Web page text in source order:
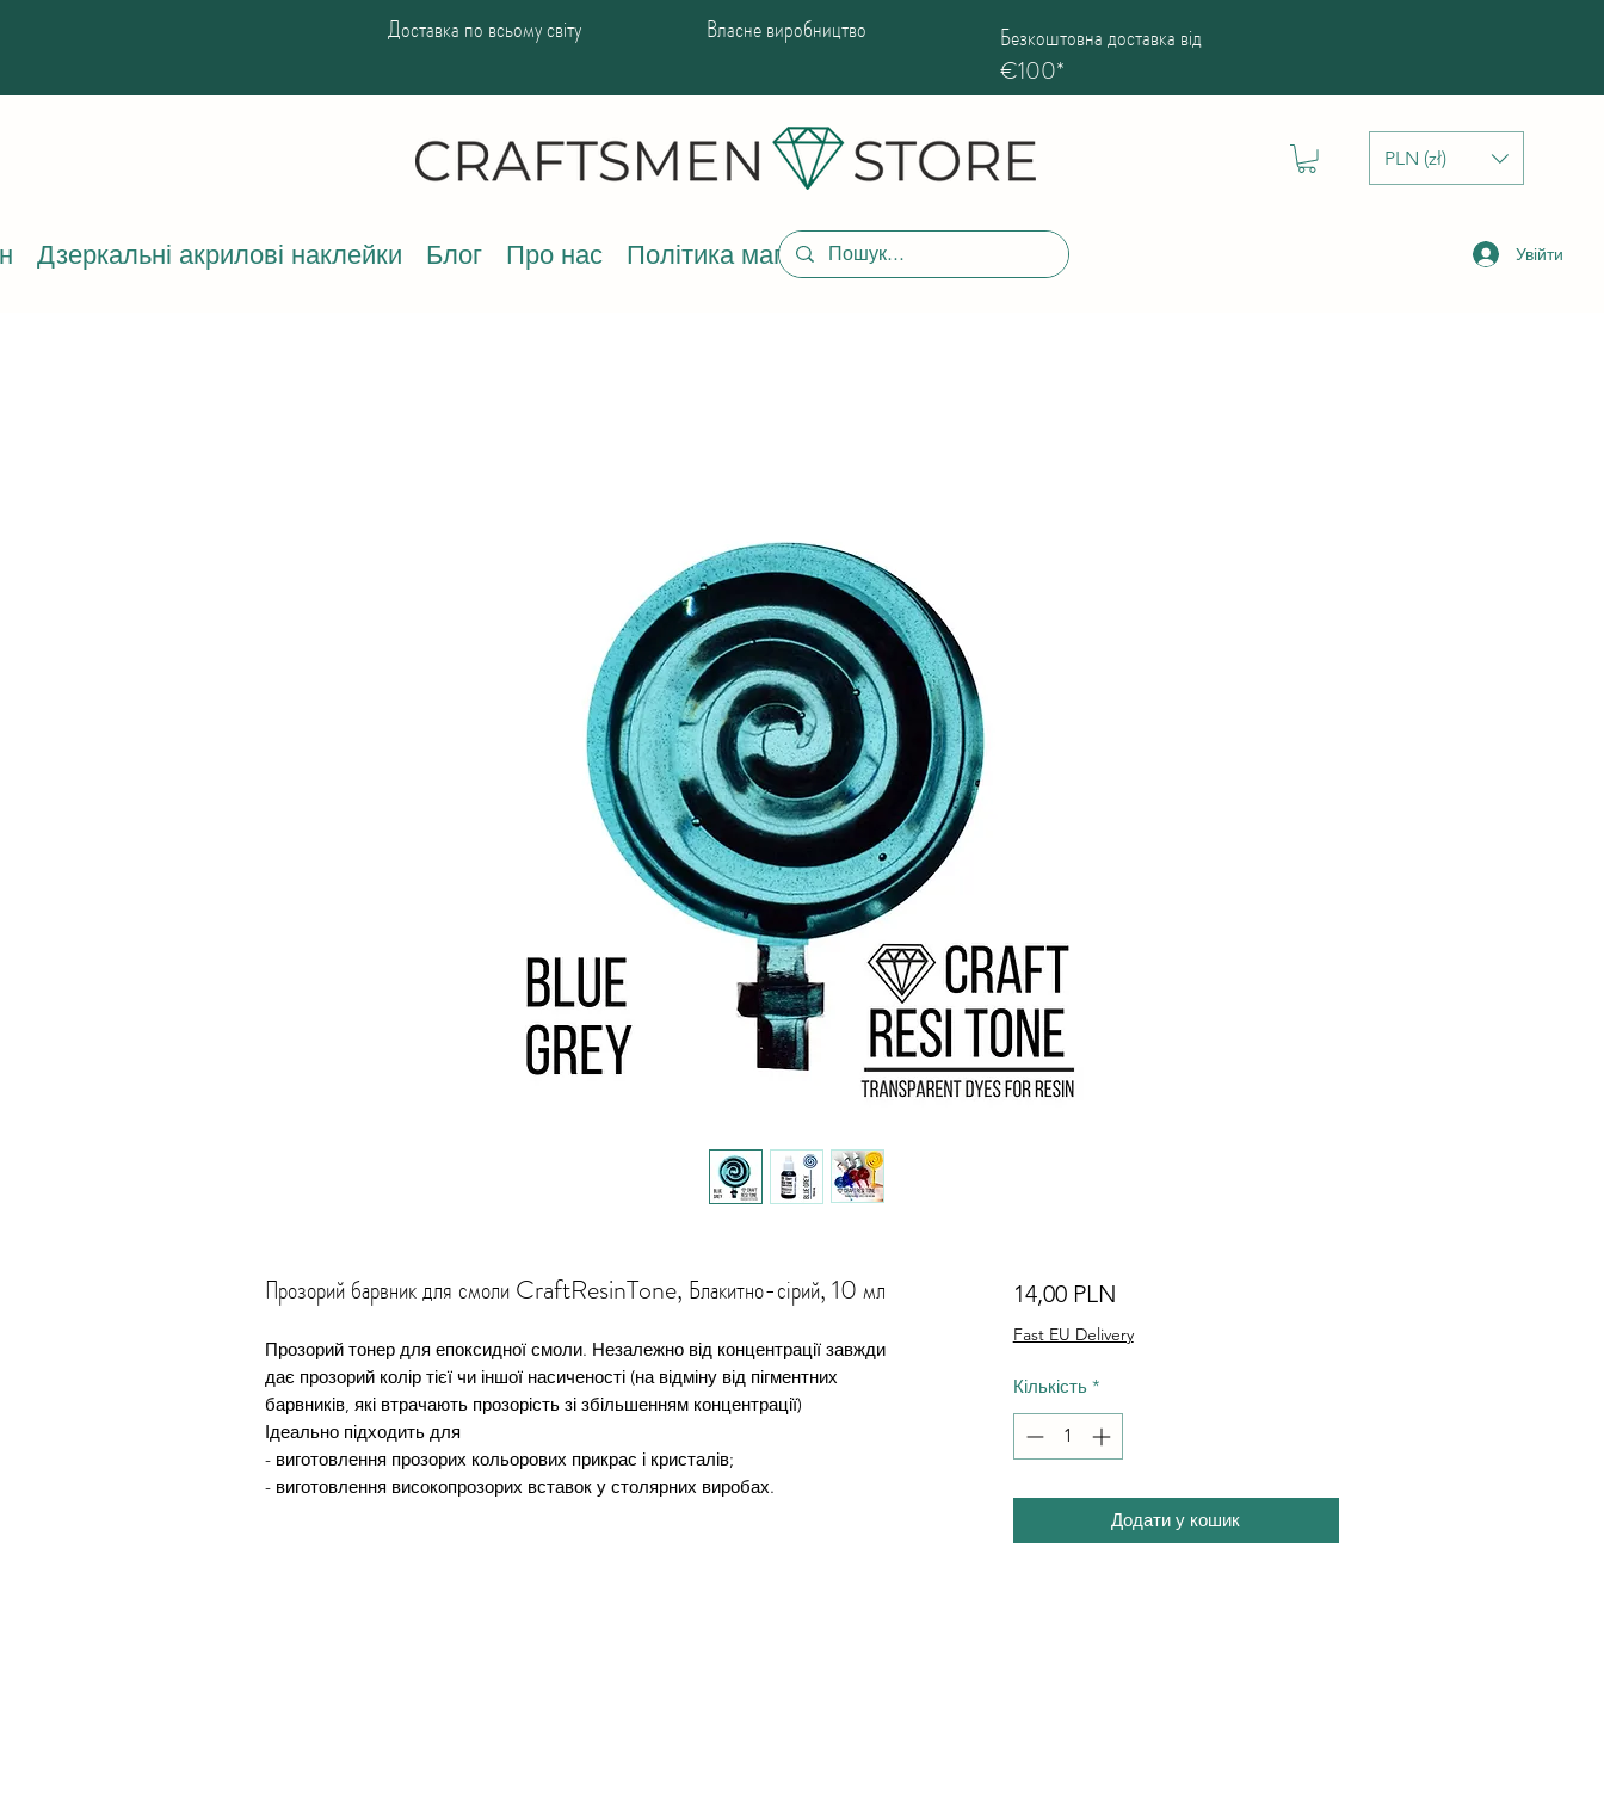
Доставка по всьому світу Власне виробництво
Безкоштовна доставка від
€100*
PLN (zł)
Дзеркальні акрилові наклейки Блог Про нас Політика магазину Увійти
Прозорий барвник для смоли CraftResinTone, Блакитно-сірий, 10 мл
Прозорий тонер для епоксидної смоли. Незалежно від концентрації завжди
дає прозорий колір тієї чи іншої насиченості (на відміну від пігментних
барвників, які втрачають прозорість зі збільшенням концентрації)
Ідеально підходить для
- виготовлення прозорих кольорових прикрас і кристалів;
- виготовлення високопрозорих вставок у столярних виробах.
14,00 PLN
Fast EU Delivery
Кількість *
Додати у кошик